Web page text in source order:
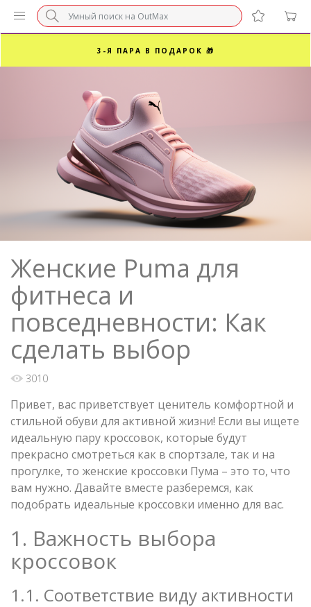
БЕЗ НАЦЕНКИ МАРКЕТПЛЕЙСОВ ⚡ ВАШ РАЗМЕР
3-Я ПАРА В ПОДАРОК 🎁
СУПЕРАКЦИЯ 🔥 2-Я ПАРА -50%
Женские Puma для
фитнеса и
повседневности: Как
сделать выбор
3010
Привет, вас приветствует ценитель комфортной и
стильной обуви для активной жизни! Если вы ищете
идеальную пару кроссовок, которые будут
прекрасно смотреться как в спортзале, так и на
прогулке, то женские кроссовки Пума – это то, что
вам нужно. Давайте вместе разберемся, как
подобрать идеальные кроссовки именно для вас.
1. Важность выбора
кроссовок
1.1. Соответствие виду активности